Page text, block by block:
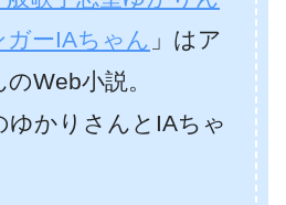
ガーIAちゃん 」はア
Web小説。
ゆかりさんとIAちゃ